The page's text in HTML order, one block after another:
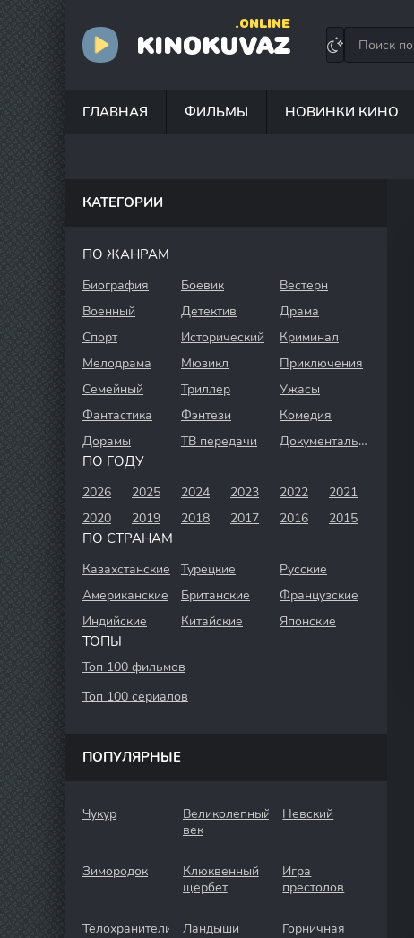
KINOKUVAZ
.ONLINE
ГЛАВНАЯ ФИЛЬМЫ НОВИНКИ КИНО
КАТЕГОРИИ
ПО ЖАНРАМ
Биография Боевик
Вестерн
Военный
Детектив
Драма
Спорт
Исторический
Криминал
Мелодрама
Мюзикл
Приключения
Семейный
Триллер
Ужасы
Фантастика
Фэнтези
Комедия
Дорамы
ТВ передачи Документальный
ПО ГОДУ
2026 2025 2024 2023 2022
2021
2020
2019 2018 2017 2016 2015
ПО СТРАНАМ
Казахстанские Турецкие
Русские
Американские
Британские
Французские
Индийские
Китайские Японские
ТОПЫ
Топ 100 фильмов
Топ 100 сериалов
ПОПУЛЯРНЫЕ
Чукур
Великолепный
век
Невский
Зимородок
Клюквенный
щербет
Игра
престолов
Телохранители Ландыши Горничная